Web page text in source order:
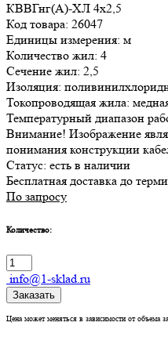
КВВГнг(А)-ХЛ 4х2,5
Код товара: 26047
Единицы измерения: м
Количество жил: 4
Сечение жил: 2,5
Изоляция:
Токопроводящая жила:
Температурный диапазон
Внимание! Изображение
понимания конструкции
Статус: есть в наличии
Бесплатная доставка до
По запросу
Количество:
info@1-sklad.ru
Заказать
Цена может меняться в зависимости от объема